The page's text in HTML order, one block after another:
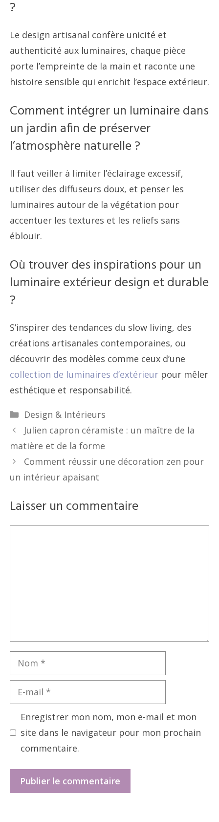
?
Le design artisanal confère unicité et
authenticité aux luminaires, chaque pièce
porte l’empreinte de la main et raconte une
histoire sensible qui enrichit l’espace extérieur.
Comment intégrer un luminaire dans
un jardin afin de préserver
l’atmosphère naturelle ?
Il faut veiller à limiter l’éclairage excessif,
utiliser des diffuseurs doux, et penser les
luminaires autour de la végétation pour
accentuer les textures et les reliefs sans
éblouir.
Où trouver des inspirations pour un
luminaire extérieur design et durable
?
S’inspirer des tendances du slow living, des
créations artisanales contemporaines, ou
découvrir des modèles comme ceux d’une
collection de luminaires d’extérieur pour mêler
esthétique et responsabilité.
Catégories
Design & Intérieurs
Julien capron céramiste : un maître de la
matière et de la forme
Comment réussir une décoration zen pour
un intérieur apaisant
Laisser un commentaire
Nom
mail
Enregistrer mon nom, mon e-mail et mon
site dans le navigateur pour mon prochain
commentaire.